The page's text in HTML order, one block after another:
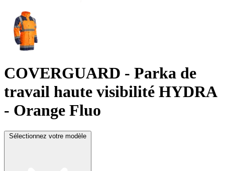
COVERGUARD - Parka de
travail haute visibilité HYDRA
- Orange Fluo
Sélectionnez votre modèle